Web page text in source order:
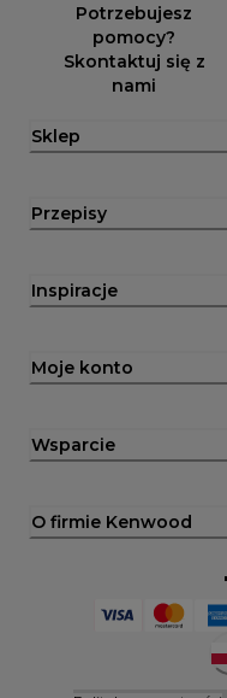
Potrzebujesz
pomocy?
Skontaktuj się z
nami
Sklep
Przepisy
Inspiracje
Moje konto
Wsparcie
O firmie Kenwood